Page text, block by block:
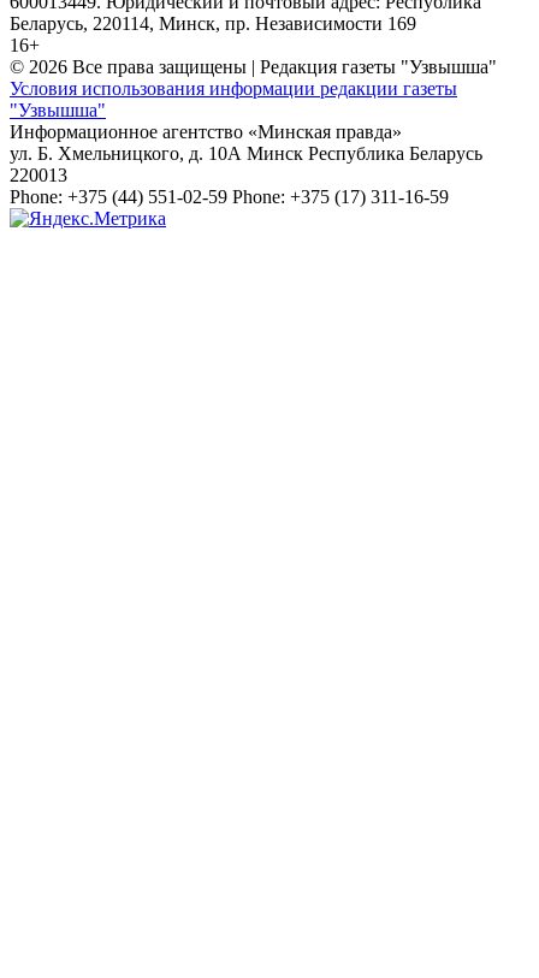
Беларусь, 220114, Минск, пр. Независимости 169
16+
© 2026 Все права защищены | Редакция газеты "Узвышша"
Условия использования информации редакции газеты
"Узвышша"
Информационное агентство «Минская правда»
ул. Б. Хмельницкого, д. 10А Минск Республика Беларусь
220013
Phone: +375 (44) 551-02-59 Phone: +375 (17) 311-16-59